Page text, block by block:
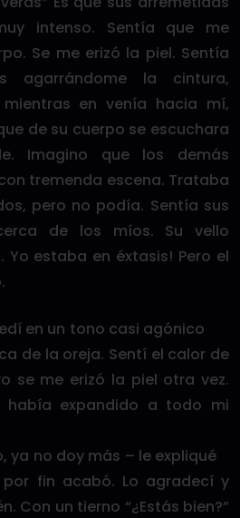
intenso. Sentía que me
Se me erizó la piel. Sentía
agarrándome la cintura,
en venía hacia mí,
de su cuerpo se escuchara
Imagino que los demás
tremenda escena. Trataba
pero no podía. Sentía sus
de los míos. Su vello
Yo estaba en éxtasis! Pero el
en un tono casi agónico
de la oreja. Sentí el calor de
se me erizó la piel otra vez.
había expandido a todo mi
ya no doy más – le expliqué
fin acabó. Lo agradecí y
Con un tierno “¿Estás bien?”